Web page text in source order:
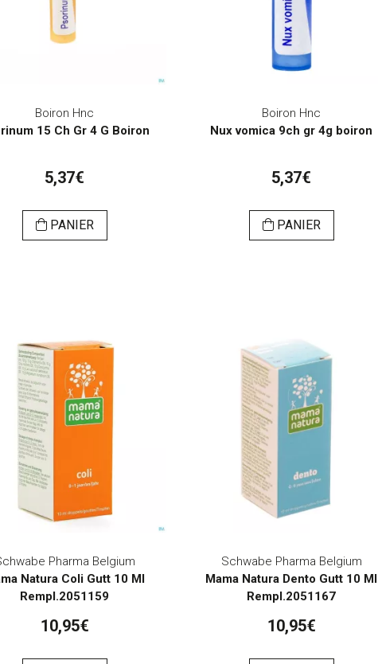
Boiron Hnc
15 Ch Gr 4 G Boiron
5,37€
PANIER
Boiron Hnc
Nux vomica 9ch gr 4g boiron
5,37€
PANIER
Pharma Belgium
Natura Coli Gutt 10 Ml
Rempl.2051159
10,95€
Schwabe Pharma Belgium
Mama Natura Dento Gutt 10 Ml
Rempl.2051167
10,95€